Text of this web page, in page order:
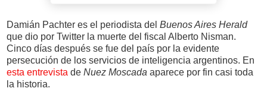
Damián Pachter es el periodista del Buenos Aires Herald
que dio por Twitter la muerte del fiscal Alberto Nisman.
Cinco días después se fue del país por la evidente
persecución de los servicios de inteligencia argentinos. En
esta entrevista de Nuez Moscada aparece por fin casi toda
la historia.